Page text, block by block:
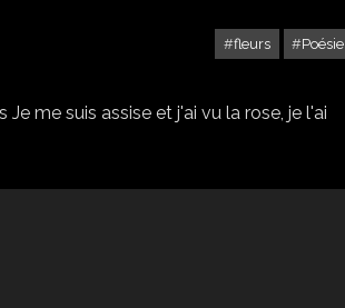
fleurs Poésie
LES CHAISES
me suis assise et j'ai vu la rose, je l'ai